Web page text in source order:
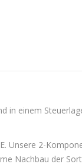
in einem
Unsere 2-
Nachbau der